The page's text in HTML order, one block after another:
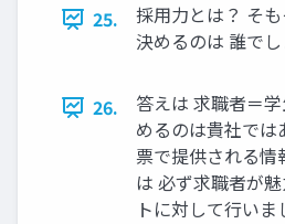
25.
採用力とは？ そ
決めるのは 誰でし
26.
答えは 求職者＝
めるのは貴社では
票で提供される情
は 必ず求職者が
トに対して行いま